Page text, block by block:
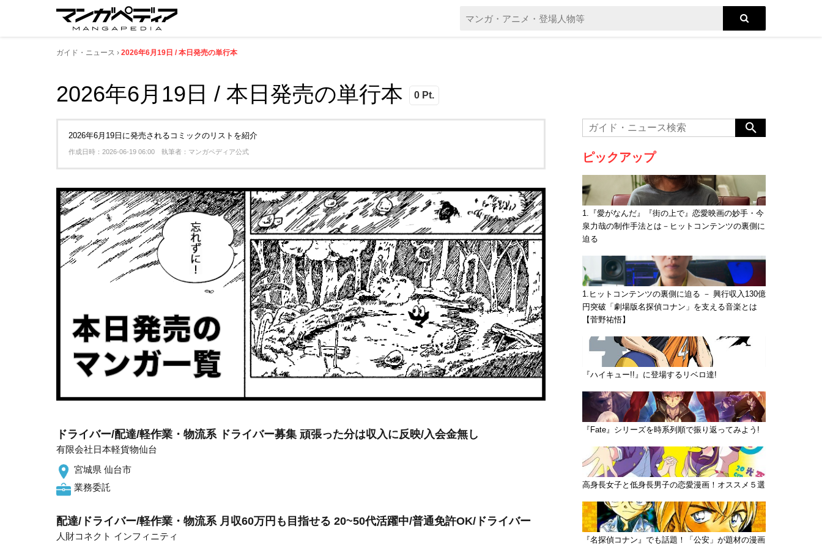
ガイド・ニュース 2026年6月19日 / 本日発売の単行本
2026年6月19日 / 本日発売の単行本 0 Pt.
2026年6月19日に発売されるコミックのリストを紹介
作成日時：2026-06-19 06:00 執筆者：マンガペディア公式
ドライバー/配達/軽作業・物流系 ドライバー募集 頑張った分は収入に反映/入会金無し
有限会社日本軽貨物仙台
宮城県 仙台市
業務委託
配達/ドライバー/軽作業・物流系 月収60万円も目指せる 20~50代活躍中/普通免許OK/ドライバー
人財コネクト インフィニティ
ピックアップ
1.『愛がなんだ』『街の上で』恋愛映画の妙手・今
泉力哉の制作手法とは－ヒットコンテンツの裏側に
迫る
1.ヒットコンテンツの裏側に迫る － 興行収入130億
円突破「劇場版名探偵コナン」を支える音楽とは
【菅野祐悟】
『ハイキュー!!』に登場するリベロ達!
『Fate』シリーズを時系列順で振り返ってみよう!
高身長女子と低身長男子の恋愛漫画！オススメ５選
『名探偵コナン』でも話題！「公安」が題材の漫画